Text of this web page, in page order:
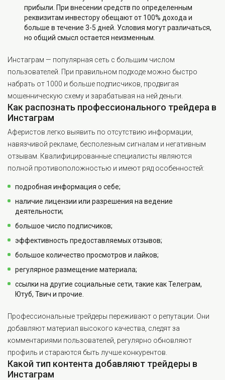
прибыли. При внесении средств по определенным
реквизитам инвестору обещают от 100% дохода и
больше в течение 3-5 дней. Условия могут различаться,
но общий смысл остается неизменным.
Инстаграм — популярная сеть с большим числом
пользователей. При правильном подходе можно быстро
набрать от 1000 и больше подписчиков, продвигая
мошенническую схему и зарабатывая на ней деньги.
Как распознать профессионального трейдера в
Инстаграм
Аферистов легко выявить по отсутствию информации,
навязчивой рекламе, бесполезным сигналам и негативным
отзывам. Квалифицированные специалисты являются
полной противоположностью и имеют ряд особенностей:
подробная информация о себе;
наличие лицензии или разрешения на ведение
деятельности;
большое число подписчиков;
эффективность предоставляемых отзывов;
большое количество просмотров и лайков;
регулярное размещение материала;
ссылки на другие социальные сети, такие как Телеграм,
Ютуб, Твич и прочие.
Профессиональные трейдеры переживают о репутации. Они
добавляют материал высокого качества, следят за
комментариями пользователей, регулярно обновляют
профиль и стараются быть лучше конкурентов.
Какой тип контента добавляют трейдеры в
Инстаграм